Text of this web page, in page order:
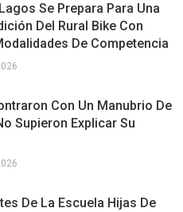
Se Prepara Para Una
Del Rural Bike Con
De Competencia
Con Un Manubrio De
Supieron Explicar Su
De La Escuela Hijas De